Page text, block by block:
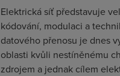
Elektrická síť představuje
kódování, modulaci a
datového přenosu je dnes
oblasti kvůli nestíněnému
zdrojem a jednak cílem